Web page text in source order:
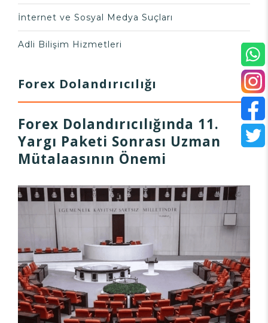
İnternet ve Sosyal Medya Suçları
Adli Bilişim Hizmetleri
Forex Dolandırıcılığı
Forex Dolandırıcılığında 11.
Yargı Paketi Sonrası Uzman
Mütalaasının Önemi